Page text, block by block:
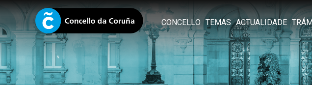
CONCELLO TEMAS ACTUALIDADE